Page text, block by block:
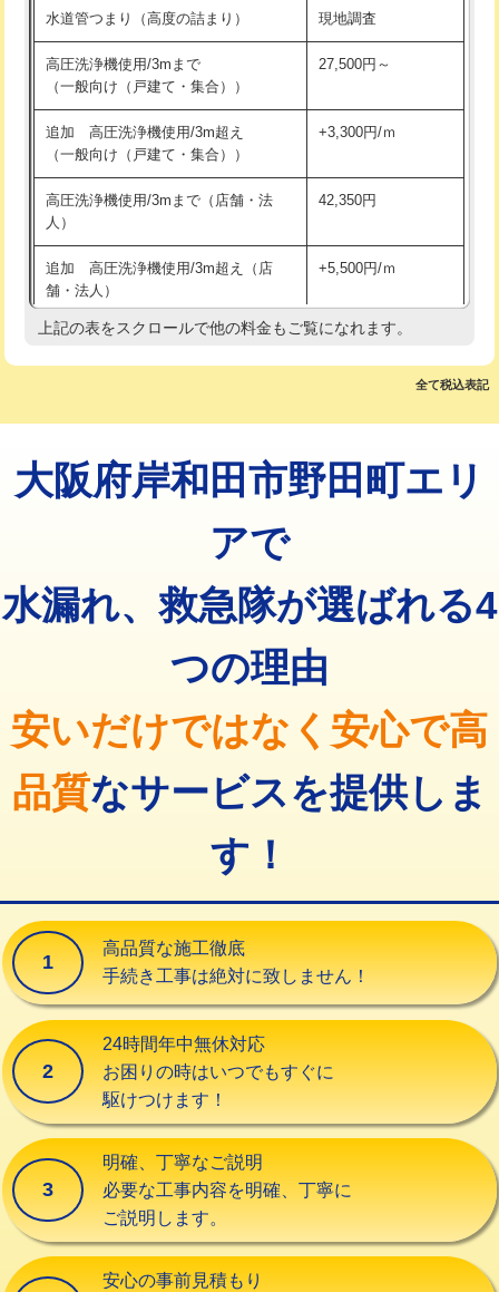
追加人工 16,500円
廃棄・処分 現場見積
※給水管工事は20mmまでの価格です。
持込商品取付（混合水栓）
持込商品取付（浄水器・分岐水栓） 16,500円
業）
排水管工事（追加 排水管工事/3ｍ超
え）
マス交換（土の掘削・埋め戻し作業） 11,000円~
マス交換（深さ50㎝以上） 66,000円
コンクリート斫り（厚さ10㎝超え）
モルタル補修（厚さ10㎝まで） 27,500円
16,500円
廃棄・処分 現場見積
水道管つまり（高度の詰まり） 現地調査
高圧洗浄機使用/3mまで
（一般向け（戸建て・集合））
27,500円～
追加 高圧洗浄機使用/3m超え
（一般向け（戸建て・集合））
+3,300円/ｍ
高圧洗浄機使用/3mまで（店舗・法
人）
42,350円
追加 高圧洗浄機使用/3m超え（店
舗・法人）
+5,500円/ｍ
高度高圧洗浄換 現地調査
トーラー機使用/3mまで 33,000円
追加トーラー機使用/3m超え +3,300円
止水・漏水調査・防水処理・清掃・修
11,000円
止水・漏水調査・防水処理・清掃・修
22,000円
止水・漏水調査・防水処理・清掃・修
理・調整・分解・加工など（重作業）
33,000円
その他部品の脱着 8,800円～
交換・取付(単水栓（壁付・デッキ
式）)
13,200円+材料費
交換・取付(混合水栓（壁付・デッキ
式・ワンホール）)
16,500円+材料費
交換・取付(排水栓・排水トラップ
（P/S/ポップアップ））
交換・取付（その他部品）
持込商品取付（単水栓）
持込商品取付（混合水栓） 16,500円
持込商品取付（浄水器・分岐水栓） 16,500円
上記の表をスクロールで他の料金もご覧になれます。
全て税込表記
大阪府岸和田市野田町エリ
アで
水漏れ、救急隊が選ばれる4
つの理由
安いだけではなく安心で高
品質なサービスを提供しま
す！
1
高品質な施工徹底
手続き工事は絶対に致しません！
2
24時間年中無休対応
お困りの時はいつでもすぐに
駆けつけます！
3
明確、丁寧なご説明
必要な工事内容を明確、丁寧に
ご説明します。
安心の事前見積もり